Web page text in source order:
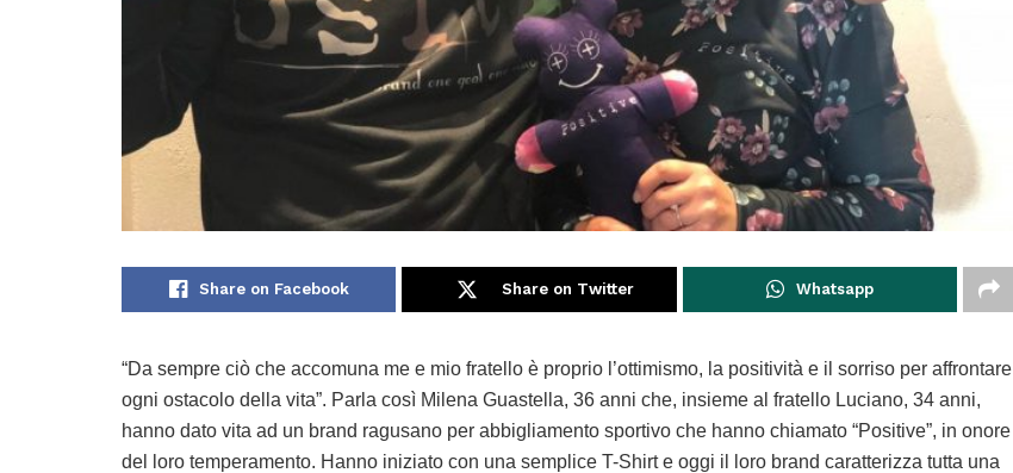
Share on Facebook Share on Twitter Whatsapp
“Da sempre ciò che accomuna me e mio fratello è proprio l’ottimismo, la positività e il sorriso per affrontare
ogni ostacolo della vita”. Parla così Milena Guastella, 36 anni che, insieme al fratello Luciano, 34 anni,
hanno dato vita ad un brand ragusano per abbigliamento sportivo che hanno chiamato “Positive”, in onore
del loro temperamento. Hanno iniziato con una semplice T-Shirt e oggi il loro brand caratterizza tutta una